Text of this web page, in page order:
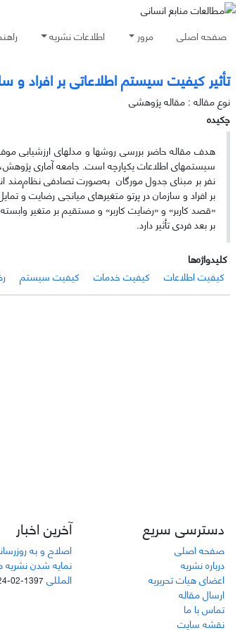
صفحه اصلی مرور اطلاعات نشریه
تأثیر کیفیت سیستم اطلاعاتی بر افراد و
نوع مقاله : مقاله پژوهشی
چکیده
هدف مقاله حاضر بررسی روش­ها و مدل­های ارزشیابی
نفر بر مبنای جدول مورگان به‌صورت تصادفی نظام‌مند
بر افراد و سازمان در پرتو متغیرهای میانجی رضایت و
«قصد کاربر» و «رضایت کاربر» و مستقیم بر متغیر
بر بعد فردی تأثیر دارد.
کلیدواژه‌ها
کیفیت اطلاعات
کیفیت خدمات کیفیت سیستم
دسترسی سریع
صفحه اصلی
درباره نشریه
اعضای هیات تحریریه
ارسال مقاله
تماس با ما
نقشه سایت
آخرین اخبار
اصلاح و به
نمایه شدن نشریه
المللی 1397-02-24